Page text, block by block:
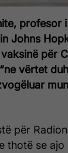
profesor
Johns
për
vërtet
për
thotë se